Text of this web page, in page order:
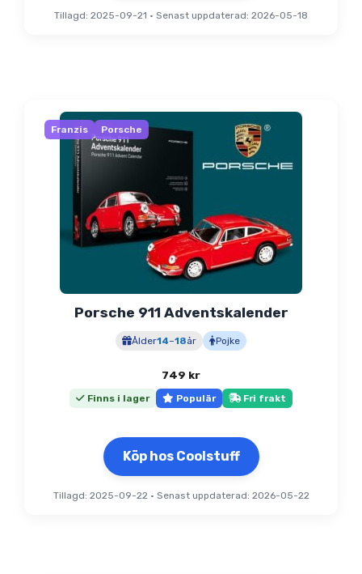
Tillagd: 2025-09-21 • Senast uppdaterad: 2026-05-18
Franzis Porsche
Porsche 911 Adventskalender
Ålder14–18år Pojke
749 kr
Finns i lager Populär Fri frakt
Köp hos Coolstuff
Tillagd: 2025-09-22• Senast uppdaterad: 2026-05-22